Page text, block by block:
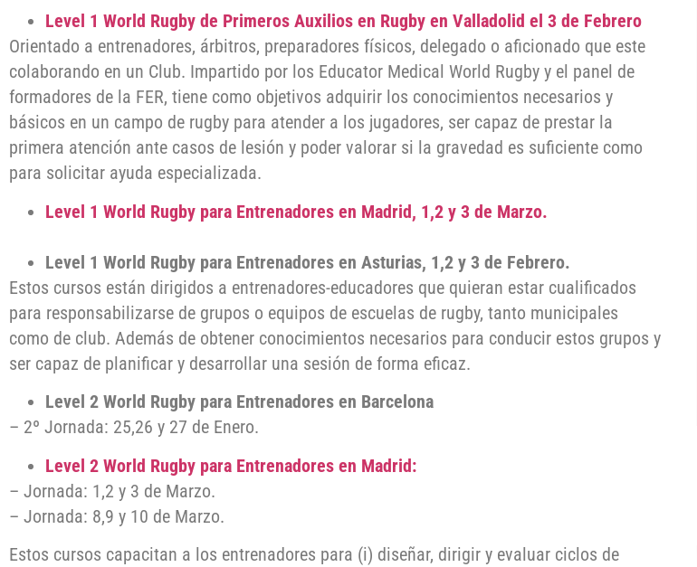
Level 1 World Rugby de Primeros Auxilios en Rugby en Valladolid el 3 de Febrero
Orientado a entrenadores, árbitros, preparadores físicos, delegado o aficionado que este
colaborando en un Club. Impartido por los Educator Medical World Rugby y el panel de
formadores de la FER, tiene como objetivos adquirir los conocimientos necesarios y
básicos en un campo de rugby para atender a los jugadores, ser capaz de prestar la
primera atención ante casos de lesión y poder valorar si la gravedad es suficiente como
para solicitar ayuda especializada.
Level 1 World Rugby para Entrenadores en Madrid, 1,2 y 3 de Marzo.
Level 1 World Rugby para Entrenadores en Asturias, 1,2 y 3 de Febrero.
Estos cursos están dirigidos a entrenadores-educadores que quieran estar cualificados
para responsabilizarse de grupos o equipos de escuelas de rugby, tanto municipales
como de club. Además de obtener conocimientos necesarios para conducir estos grupos y
ser capaz de planificar y desarrollar una sesión de forma eficaz.
Level 2 World Rugby para Entrenadores en Barcelona
– 2º Jornada: 25,26 y 27 de Enero.
Level 2 World Rugby para Entrenadores en Madrid:
– Jornada: 1,2 y 3 de Marzo.
– Jornada: 8,9 y 10 de Marzo.
Estos cursos capacitan a los entrenadores para (i) diseñar, dirigir y evaluar ciclos de